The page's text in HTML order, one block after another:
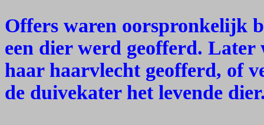
Offers waren oorspronkelijk
een dier werd geofferd. Later
haar haarvlecht geofferd, of
de duivekater het levende